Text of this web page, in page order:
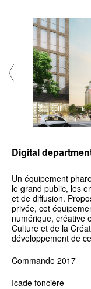
Digital
Un équipement
le grand public, les
et de diffusion.
privée, cet
numérique, créative
Culture et de la
développement de
Commande 2017
Icade foncière